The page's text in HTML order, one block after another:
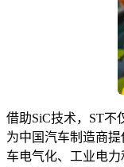
借助SiC技术，ST不
为中国汽车制造商
车电气化、工业电